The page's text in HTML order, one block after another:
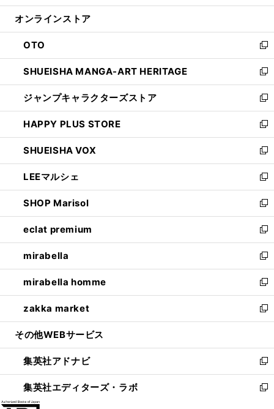
開
ン
ウ
で
開
く
ウ
ン
ド
ウ
で
開
く
オンラインストア
OTO
新
し
い
ウ
ィ
ン
ド
ウ
で
開
く
SHUEISHA MANGA-ART HERITAGE
新
し
い
ウ
ィ
ン
ド
ウ
で
開
く
ジャンプキャラクターズストア
新
し
い
ウ
ィ
ン
ド
ウ
で
開
く
HAPPY PLUS STORE
新
し
い
ウ
ィ
ン
ド
ウ
で
開
く
SHUEISHA VOX
新
し
い
ウ
ィ
ン
ド
ウ
で
開
く
LEEマルシェ
新
し
い
ウ
ィ
ン
ド
ウ
で
開
く
SHOP Marisol
新
し
い
ウ
ィ
ン
ド
ウ
で
開
eclat premium
新
し
い
ウ
ィ
ン
ド
ウ
開
く
mirabella
新
し
い
ウ
ィ
ン
ウ
で
開
く
mirabella homme
新
し
い
ウ
ン
ド
ウ
で
zakka market
新
し
ウ
ィ
ン
ド
その他WEBサービス
集英社アドナビ
新
し
い
集英社エディターズ・ラボ
新